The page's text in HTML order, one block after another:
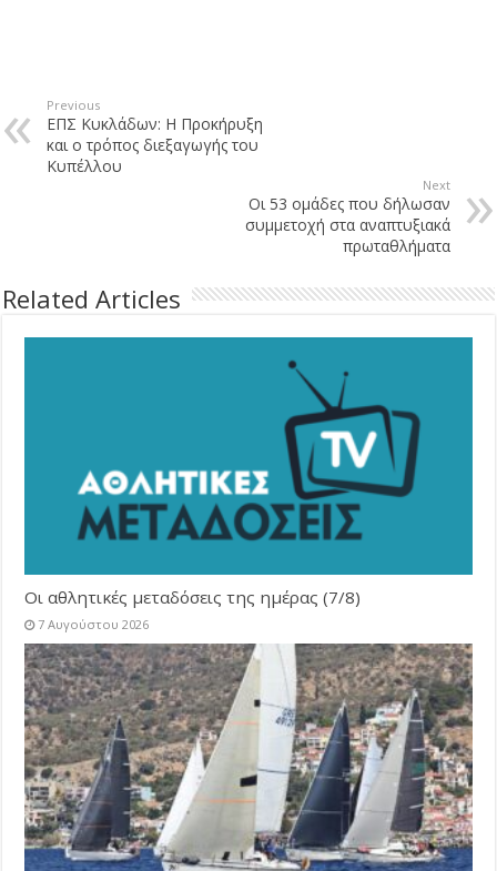
Previous
ΕΠΣ Κυκλάδων: Η Προκήρυξη
και ο τρόπος διεξαγωγής του
Κυπέλλου
Next
Οι 53 ομάδες που δήλωσαν
συμμετοχή στα αναπτυξιακά
πρωταθλήματα
Related Articles
Οι αθλητικές μεταδόσεις της ημέρας (7/8)
7 Αυγούστου 2026